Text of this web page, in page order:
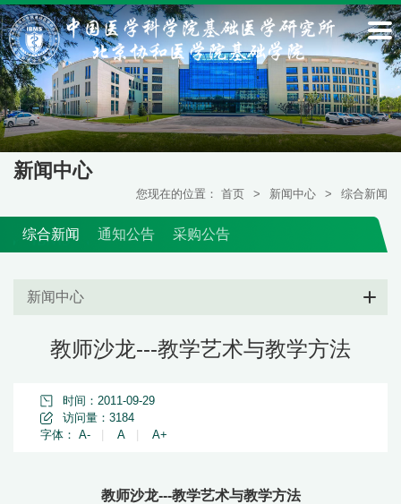
新闻中心
您现在的位置： 首页 > 新闻中心 > 综合新闻
综合新闻 通知公告 采购公告
新闻中心
教师沙龙---教学艺术与教学方法
时间：2011-09-29
访问量： 3184
字体： A- A A+
教师沙龙---教学艺术与教学方法